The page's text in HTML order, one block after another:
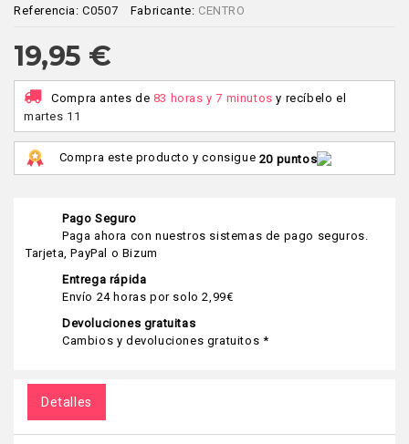
Referencia: C0507 Fabricante: CENTRO
19,95 €
Compra antes de 83 horas y 7 minutos y recíbeloel
martes 11
Compra este producto y consigue 20 puntos
Pago Seguro
Paga ahora con nuestros sistemas de pago seguros.
Tarjeta, PayPal o Bizum
Entrega rápida
Envío 24 horas por solo 2,99€
Devoluciones gratuitas
Cambios y devoluciones gratuitos *
Detalles